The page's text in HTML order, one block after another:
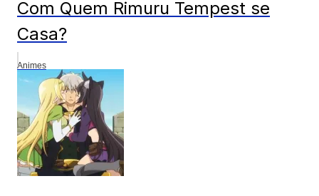
Com Quem Rimuru Tempest se
Casa?
Animes